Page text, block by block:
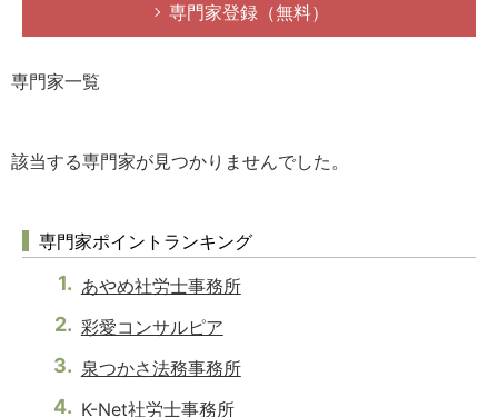
専門家登録（無料）
専門家一覧
該当する専門家が見つかりませんでした。
専門家ポイントランキング
あやめ社労士事務所
彩愛コンサルピア
泉つかさ法務事務所
K-Net社労士事務所